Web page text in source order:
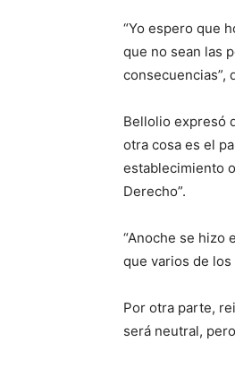
“Yo espero que
que no sean las
consecuencias”,
Bellolio expresó
otra cosa es el
establecimiento
Derecho”.
“Anoche se hizo
que varios de
Por otra parte,
será neutral,